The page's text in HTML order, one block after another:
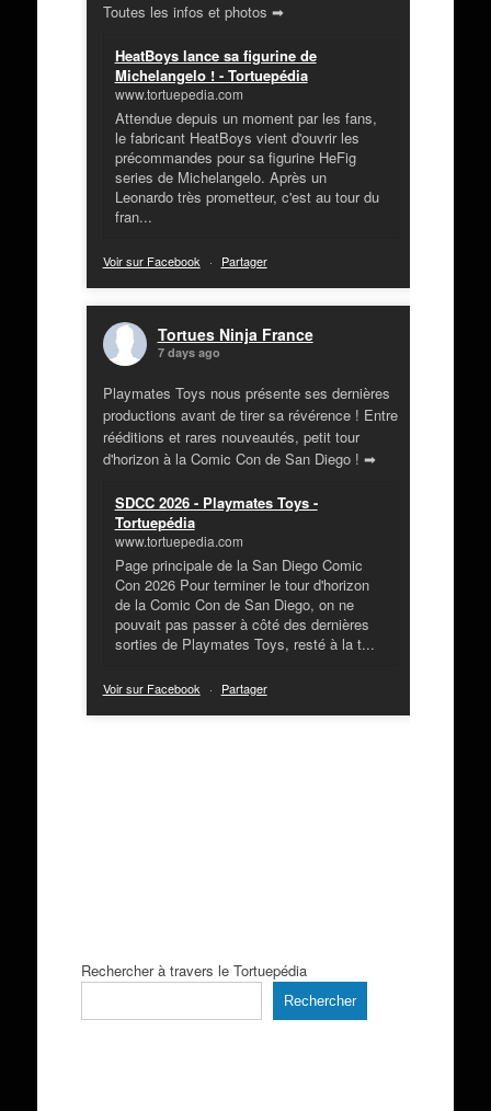
Toutes les infos et photos ➡
HeatBoys lance sa figurine de
Michelangelo ! - Tortuepédia
www.tortuepedia.com
Attendue depuis un moment par les fans,
le fabricant HeatBoys vient d'ouvrir les
précommandes pour sa figurine HeFig
series de Michelangelo. Après un
Leonardo très prometteur, c'est au tour du
fran...
Voir sur Facebook · Partager
Tortues Ninja France
7 days ago
Playmates Toys nous présente ses dernières
productions avant de tirer sa révérence ! Entre
rééditions et rares nouveautés, petit tour
d'horizon à la Comic Con de San Diego ! ➡
SDCC 2026 - Playmates Toys -
Tortuepédia
www.tortuepedia.com
Page principale de la San Diego Comic
Con 2026 Pour terminer le tour d'horizon
de la Comic Con de San Diego, on ne
pouvait pas passer à côté des dernières
sorties de Playmates Toys, resté à la t...
Voir sur Facebook · Partager
Rechercher à travers le Tortuepédia
Rechercher